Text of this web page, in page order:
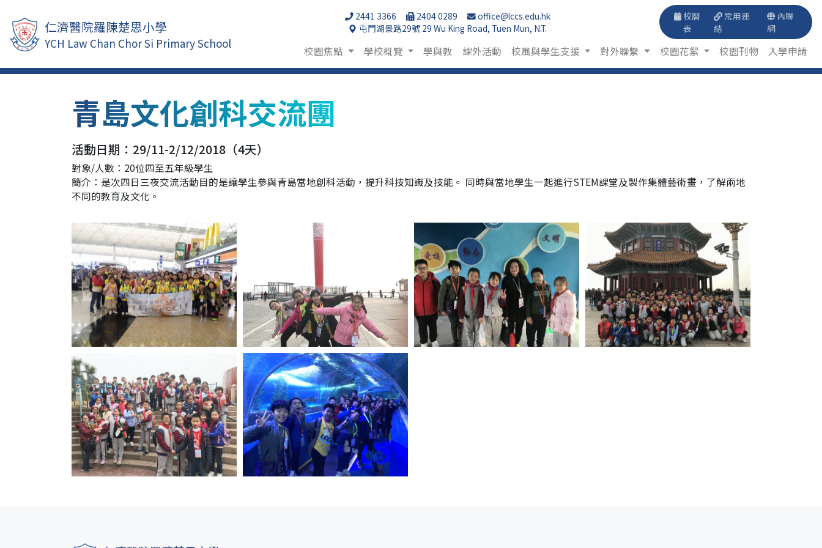
仁濟醫院羅陳楚思小學
YCH Law Chan Chor Si Primary School
2441 3366 2404 0289
office@lccs.edu.hk
屯門湖景路29號 29 Wu King Road, Tuen Mun, N.T.
校曆
表
常用連
結
內聯
網
校園焦點 學校概覽 學與教 課外活動 校風與學生支援 對外聯繫 校園花絮 校園刊物 入學申請
青島文化創科交流團
活動日期：29/11-2/12/2018（4天）
對象/人數：20位四至五年級學生
簡介：是次四日三夜交流活動目的是讓學生參與青島當地創科活動，提升科技知識及技能。 同時與當地學生一起進行STEM課堂及製作集體藝術畫，了解兩地
不同的教育及文化。